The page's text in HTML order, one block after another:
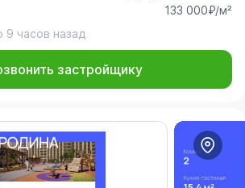
133 000₽/м²
9 часов назад
застройщику